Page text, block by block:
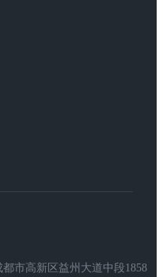
市高新区益州大道中段1858